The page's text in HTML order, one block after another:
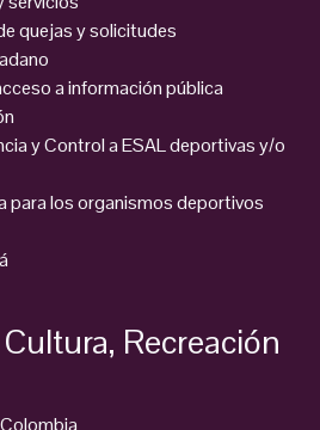
quejas y solicitudes
a información pública
y Control a ESAL deportivas y/o
para los organismos deportivos
Recreación